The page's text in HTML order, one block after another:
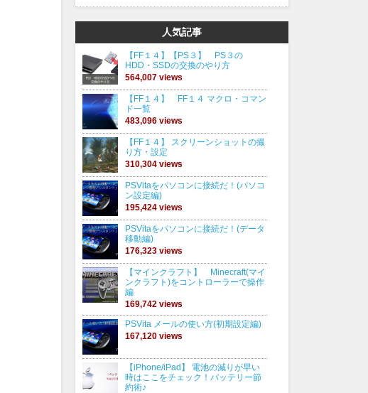
人気記事
【FF１４】【PS３】 PS３の
HDD・SSDの交換のやり方
564,007 views
【FF１４】 FF１４ マクロ・コマン
ド一覧
483,096 views
【FF１４】 スクリーンショットの撮
り方・設定
310,304 views
PSVitaをパソコンに接続だ！(パソコ
ン設定編)
195,424 views
PSVitaをパソコンに接続だ！(データ
移動編)
176,323 views
【マインクラフト】 Minecraft(マイ
ンクラフト)をコントローラーで操作
編
169,742 views
PSVita メールの使い方(初期設定編)
167,120 views
【iPhone/iPad】 電池の減りが早い
時はここをチェック！バッテリー節
約術♪